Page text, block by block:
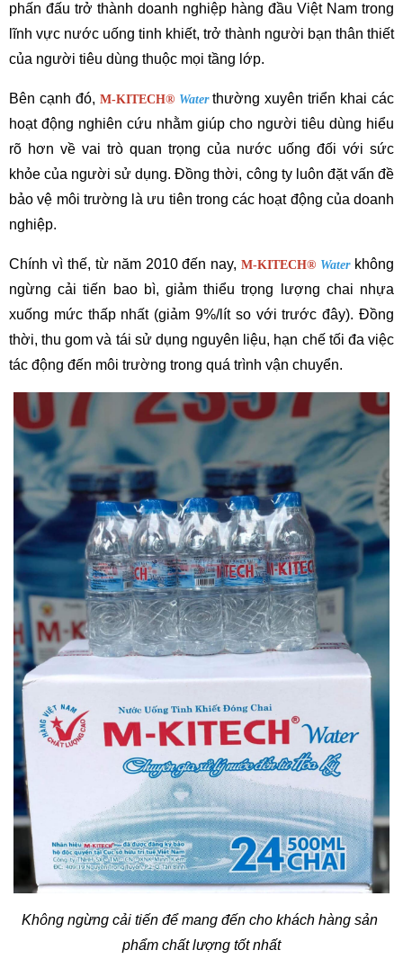
phấn đấu trở thành doanh nghiệp hàng đầu Việt Nam trong
lĩnh vực nước uống tinh khiết, trở thành người bạn thân thiết
của người tiêu dùng thuộc mọi tầng lớp.
Bên cạnh đó, M-KITECH® Water thường xuyên triển khai các
hoạt động nghiên cứu nhằm giúp cho người tiêu dùng hiểu
rõ hơn về vai trò quan trọng của nước uống đối với sức
khỏe của người sử dụng. Đồng thời, công ty luôn đặt vấn đề
bảo vệ môi trường là ưu tiên trong các hoạt động của doanh
nghiệp.
Chính vì thế, từ năm 2010 đến nay, M-KITECH® Water không
ngừng cải tiến bao bì, giảm thiểu trọng lượng chai nhựa
xuống mức thấp nhất (giảm 9%/lít so với trước đây). Đồng
thời, thu gom và tái sử dụng nguyên liệu, hạn chế tối đa việc
tác động đến môi trường trong quá trình vận chuyển.
Không ngừng cải tiến để mang đến cho khách hàng sản
phẩm chất lượng tốt nhất